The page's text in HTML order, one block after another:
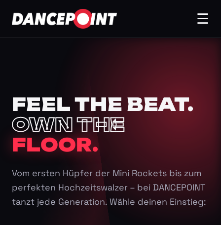
☰
FEEL THE BEAT.
OWN THE
FLOOR.
Vom ersten Hüpfer der Mini Rockets bis zum
perfekten Hochzeitswalzer – bei DANCEPOINT
tanzt jede Generation. Wähle deinen Einstieg: